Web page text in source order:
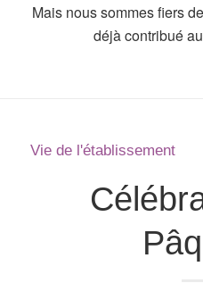
Mais nous sommes fiers
déjà contribué
Vie de l'établissement